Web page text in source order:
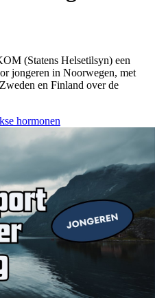
(Statens Helsetilsyn) een
jongeren in Noorwegen, met
en Finland over de
hormonen